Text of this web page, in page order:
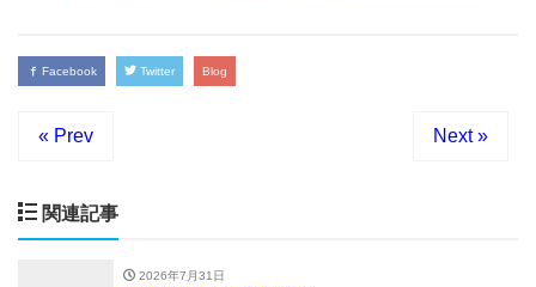
Facebook Twitter Blog
« Prev Next »
関連記事
2026年7月31日